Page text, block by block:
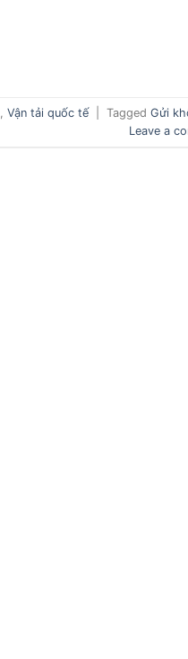
Vận tải quốc tế Tagged Gửi
Leave a